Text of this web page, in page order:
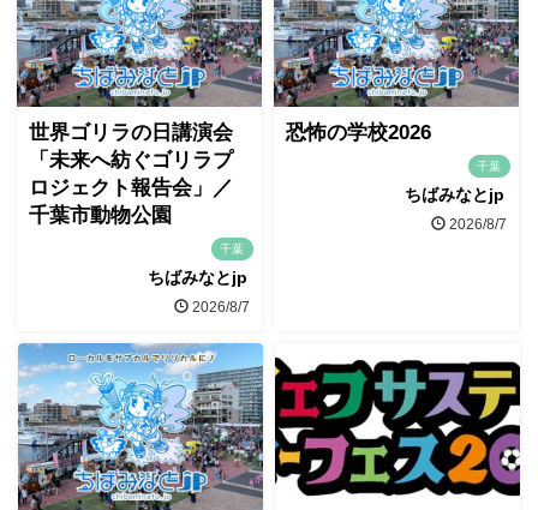
世界ゴリラの日講演会
「未来へ紡ぐゴリラプ
ロジェクト報告会」／
千葉市動物公園
千葉
ちばみなとjp
2026/8/7
恐怖の学校2026
千葉
ちばみなとjp
2026/8/7